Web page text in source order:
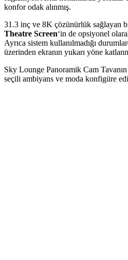
konfor odak alınmış.
31.3 inç ve 8K çözünürlük sağlayan
Theatre Screen‘in de opsiyonel
Ayrıca sistem kullanılmadığı
üzerinden ekranın yukarı yöne
Sky Lounge Panoramik Cam
seçili ambiyans ve moda konfigüre